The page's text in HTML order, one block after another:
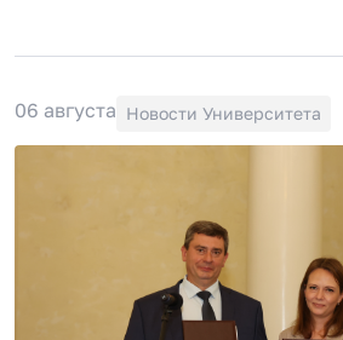
06 августа Новости Университета